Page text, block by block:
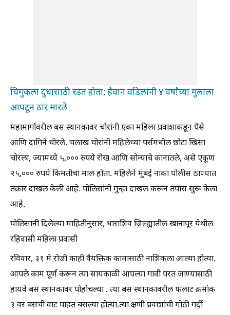
चिमुकला दुधासाठी रडत होता; हैवान वडिलांनी ४ वर्षांच्या मुलाला
आपटून ठार मारले
महामार्गावरील बस स्थानकावर चोरांनी एका महिला प्रवाशाकडून पैसे
आणि दागिने चोरले. चलाख चोरांनी महिलेच्या पर्समधील छोटा खिसा
चोरला, ज्यामध्ये ५,००० रुपये रोख आणि सोन्याचे कानातले, असे एकूण
२५,००० रुपये किमतीचा माल होता. महिलेने मुंबई नाका पोलीस ठाण्यात
तक्रार दाखल केली आहे. पोलिसांनी गुन्हा दाखल करून तपास सुरू केला
आहे.
पोलिसांनी दिलेल्या माहितीनुसार, धाराशिव जिल्ह्यातील खानापूर येथील
रहिवासी महिला प्रवासी
रविवार, ३१ मे रोजी काही वैयक्तिक कामासाठी नाशिकला आल्या होत्या.
आपले काम पूर्ण करून त्या सायंकाळी आपल्या गावी परत जाण्यासाठी
हायवे बस स्थानकावर पोहोचल्या . त्या बस स्थानकावरील फलाट क्रमांक
३ वर बसची वाट पाहत बसल्या होत्या.त्या क्षणी प्रवाशांची मोठी गर्दी